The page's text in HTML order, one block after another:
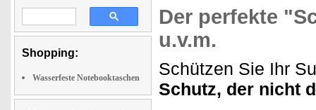
Shopping:
Wasserfeste Notebooktaschen
Der perfekte
u.v.m.
Schützen Sie Ihr
Schutz, der nicht